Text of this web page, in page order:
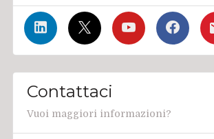
Contattaci
Vuoi maggiori informazioni?